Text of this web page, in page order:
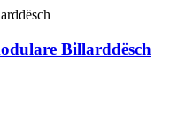
Billarddësch